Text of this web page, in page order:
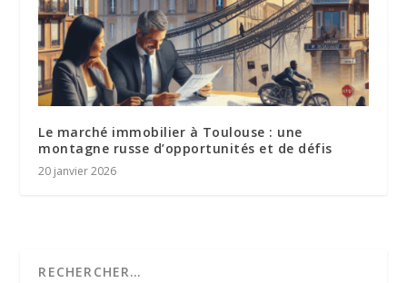
Le marché immobilier à Toulouse : une
montagne russe d’opportunités et de défis
20 janvier 2026